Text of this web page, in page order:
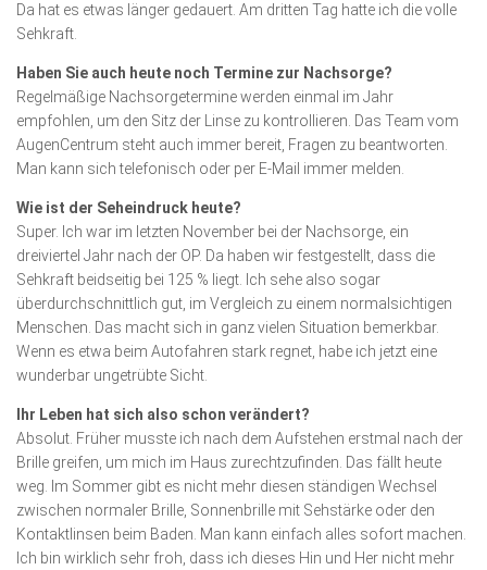
Da hat es etwas länger gedauert. Am dritten Tag hatte ich die volle
Sehkraft.
Haben Sie auch heute noch Termine zur Nachsorge?
Regelmäßige Nachsorgetermine werden einmal im Jahr
empfohlen, um den Sitz der Linse zu kontrollieren. Das Team vom
AugenCentrum steht auch immer bereit, Fragen zu beantworten.
Man kann sich telefonisch oder per E-Mail immer melden.
Wie ist der Seheindruck heute?
Super. Ich war im letzten November bei der Nachsorge, ein
dreiviertel Jahr nach der OP. Da haben wir festgestellt, dass die
Sehkraft beidseitig bei 125 % liegt. Ich sehe also sogar
überdurchschnittlich gut, im Vergleich zu einem normalsichtigen
Menschen. Das macht sich in ganz vielen Situation bemerkbar.
Wenn es etwa beim Autofahren stark regnet, habe ich jetzt eine
wunderbar ungetrübte Sicht.
Ihr Leben hat sich also schon verändert?
Absolut. Früher musste ich nach dem Aufstehen erstmal nach der
Brille greifen, um mich im Haus zurechtzufinden. Das fällt heute
weg. Im Sommer gibt es nicht mehr diesen ständigen Wechsel
zwischen normaler Brille, Sonnenbrille mit Sehstärke oder den
Kontaktlinsen beim Baden. Man kann einfach alles sofort machen.
Ich bin wirklich sehr froh, dass ich dieses Hin und Her nicht mehr